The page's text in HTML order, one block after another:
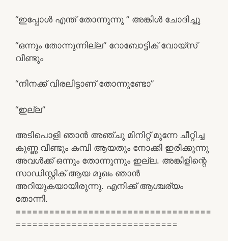
“ഇപ്പോൾ എന്ത് തോന്നുന്നു ” അങ്കിൾ ചോദിച്ചു
“ഒന്നും തോന്നുന്നില്ല” റോബോട്ടിക് വോയ്‌സ്
വീണ്ടും
“നിനക്ക് വിരലിട്ടാണ് തോന്നുണ്ടോ”
“ഇല്ല”
അടിപൊളി ഞാൻ അഞ്ചു മിനിറ്റ് മുന്നേ ചീറ്റിച്ച
കുണ്ണ വീണ്ടും കമ്പി ആയതും നോക്കി ഇരിക്കുന്നു
അവൾക്ക് ഒന്നും തോന്നുന്നും ഇല്ല. അങ്കിളിന്റെ
സാഡിസ്റ്റിക് ആയ മുഖം ഞാൻ
അറിയുകയായിരുന്നു. എനിക്ക് ആശ്ചര്യം
തോന്നി.
===================================
=============================